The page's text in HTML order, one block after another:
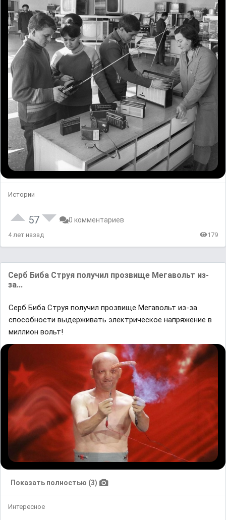
Истории
57 0 комментариев
4 лет назад 179
Серб Биба Струя получил прозвище Мегавольт из-
за...
Серб Биба Струя получил прозвище Мегавольт из-за
способности выдерживать электрическое напряжение в
миллион вольт!
Показать полностью (3)
Интересное